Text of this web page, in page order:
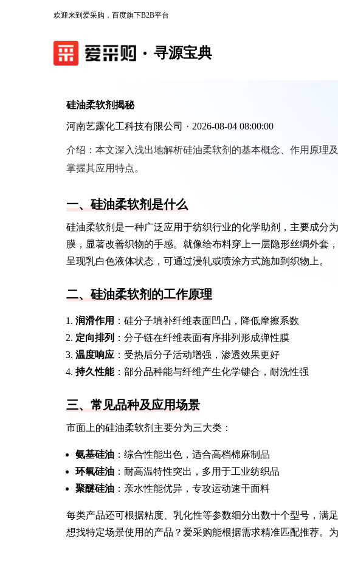
欢迎来到爱采购，百度旗下B2B平台
寻源宝典
硅油柔软剂揭秘
河南艺露化工科技有限公司 · 2026-08-04 08:00:00
介绍： 本文深入浅出地解析硅油柔软剂的基本概念、作用原理
掌握其应用特点。
一、硅油柔软剂是什么
硅油柔软剂是一种广泛应用于纺织行业的化学助剂，主要成分
膜，显著改善织物的手感。就像给布料穿上一层隐形丝绸外套
呈现乳白色液体状态，可通过浸轧或喷涂方式施加到织物上。
二、硅油柔软剂的工作原理
润滑作用 ：硅分子填补纤维表面凹凸，降低摩擦系数
定向排列 ：分子链在纤维表面有序排列形成弹性膜
温度响应 ：受热后分子活动增强，渗透效果更好
持久性能：部分品种能与纤维产生化学键合，耐洗性强
三、常见品种及应用场景
市面上的硅油柔软剂主要分为三大类：
氨基硅油 ：综合性能出色，适合高档棉麻制品
环氧硅油 ：耐高温特性突出，多用于工业纺织品
聚醚硅油 ：亲水性能优异，专攻运动速干面料
每类产品还可根据粘度、乳化性等参数细分出数十个型号，满
想找特定场景使用的产品？爱采购能根据需求精准匹配推荐。